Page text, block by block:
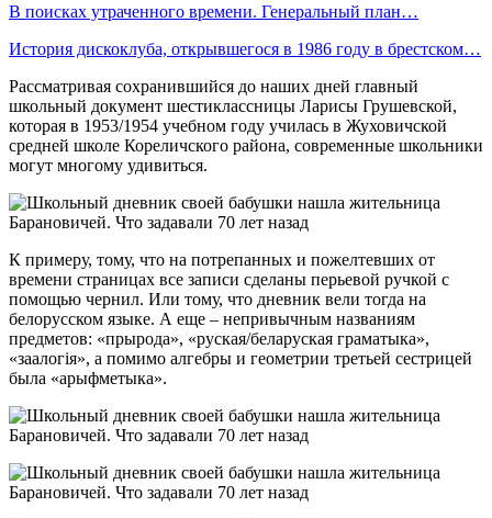
В поисках утраченного времени. Генеральный план…
История дискоклуба, открывшегося в 1986 году в брестском…
Рассматривая сохранившийся до наших дней главный
школьный документ шестиклассницы Ларисы Грушевской,
которая в 1953/1954 учебном году училась в Жуховичской
средней школе Кореличского района, современные школьники
могут многому удивиться.
К примеру, тому, что на потрепанных и пожелтевших от
времени страницах все записи сделаны перьевой ручкой с
помощью чернил. Или тому, что дневник вели тогда на
белорусском языке. А еще – непривычным названиям
предметов: «прырода», «руская/беларуская граматыка»,
«заалогія», а помимо алгебры и геометрии третьей сестрицей
была «арыфметыка».